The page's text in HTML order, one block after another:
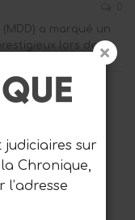
a marqué un
lors de la…
judiciaires sur
Chronique,